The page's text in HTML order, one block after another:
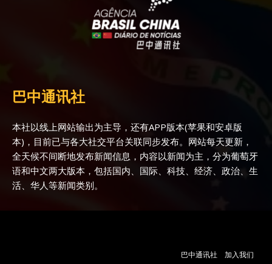
巴中通讯社
本社以线上网站输出为主导，还有APP版本(苹果和安卓版
本)，目前已与各大社交平台关联同步发布。网站每天更新，
全天候不间断地发布新闻信息，内容以新闻为主，分为葡萄牙
语和中文两大版本，包括国内、国际、科技、经济、政治、生
活、华人等新闻类别。
巴中通讯社 加入我们